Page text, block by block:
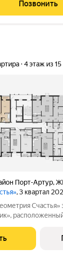
арендный
Позвонить
4 этаж из 15
Порт-Артур,
, 3 квартал
это новый проект от
класса из